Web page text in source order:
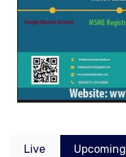
Live Upcoming